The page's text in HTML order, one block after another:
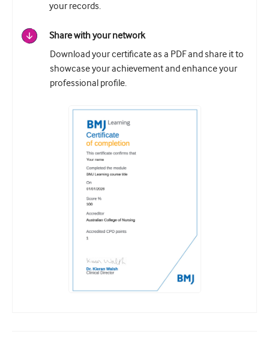
your records.
Share with your network
Download your certificate as a PDF and share it to
showcase your achievement and enhance your
professional profile.